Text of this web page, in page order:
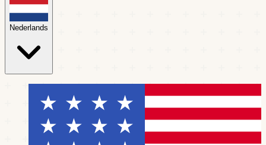
Nederlands